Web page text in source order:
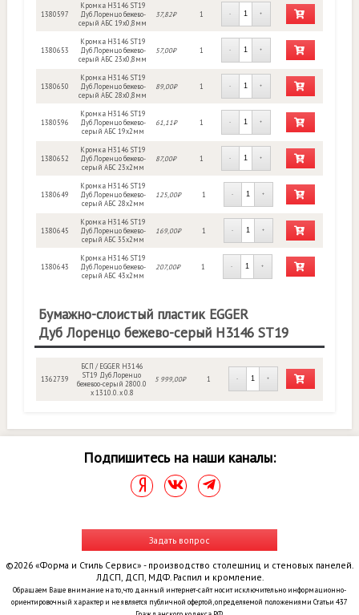
1380597
Кромка H3146 ST19
Дуб Лоренцо бежево-
серый АБС 19х0,8мм
37,82₽ 1 - +
1380653
Кромка H3146 ST19
Дуб Лоренцо бежево-
серый АБС 23х0,8мм
57,00₽ 1 - +
1380650
Кромка H3146 ST19
Дуб Лоренцо бежево-
серый АБС 28х0,8мм
89,00₽ 1 - +
1380596
Кромка H3146 ST19
Дуб Лоренцо бежево-
серый АБС 19х2мм
61,11₽ 1 - +
1380652
Кромка H3146 ST19
Дуб Лоренцо бежево-
серый АБС 23х2мм
87,00₽ 1 - +
1380649
Кромка H3146 ST19
Дуб Лоренцо бежево-
серый АБС 28х2мм
125,00₽ 1 - +
1380645
Кромка H3146 ST19
Дуб Лоренцо бежево-
серый АБС 35х2мм
169,00₽ 1 - +
1380643
Кромка H3146 ST19
Дуб Лоренцо бежево-
серый АБС 43х2мм
207,00₽ 1 - +
Бумажно-слоистый пластик EGGER
Дуб Лоренцо бежево-серый H3146 ST19
1362739
БСП / EGGER H3146
ST19 Дуб Лоренцо
бежевоо-серый 2800.0
х 1310.0. х 0.8
5 999,00₽ 1 - +
Подпишитесь на наши каналы:
Задать вопрос
©2026 «Форма и Стиль Сервис» - производство столешниц и стеновых панелей.
ЛДСП, ДСП, МДФ. Распил и кромление.
Обращаем Ваше внимание на то, что данный интернет-сайт носит исключительно информационно-
ориентировочный характер и не является публичной офертой, определяемой положениями Статьи 437